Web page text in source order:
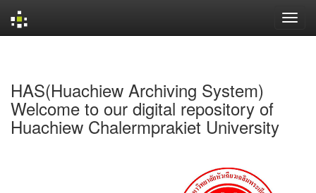
HAS(Huachiew Archiving System)
Welcome to our digital repository of
Huachiew Chalermprakiet University